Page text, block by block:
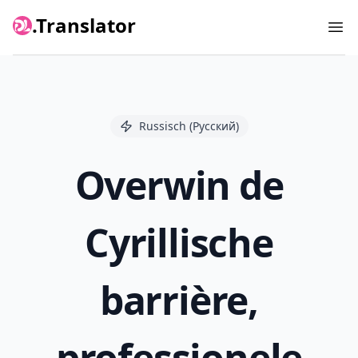
.Translator
Russisch (Русский)
Overwin de
Cyrillische
barrière,